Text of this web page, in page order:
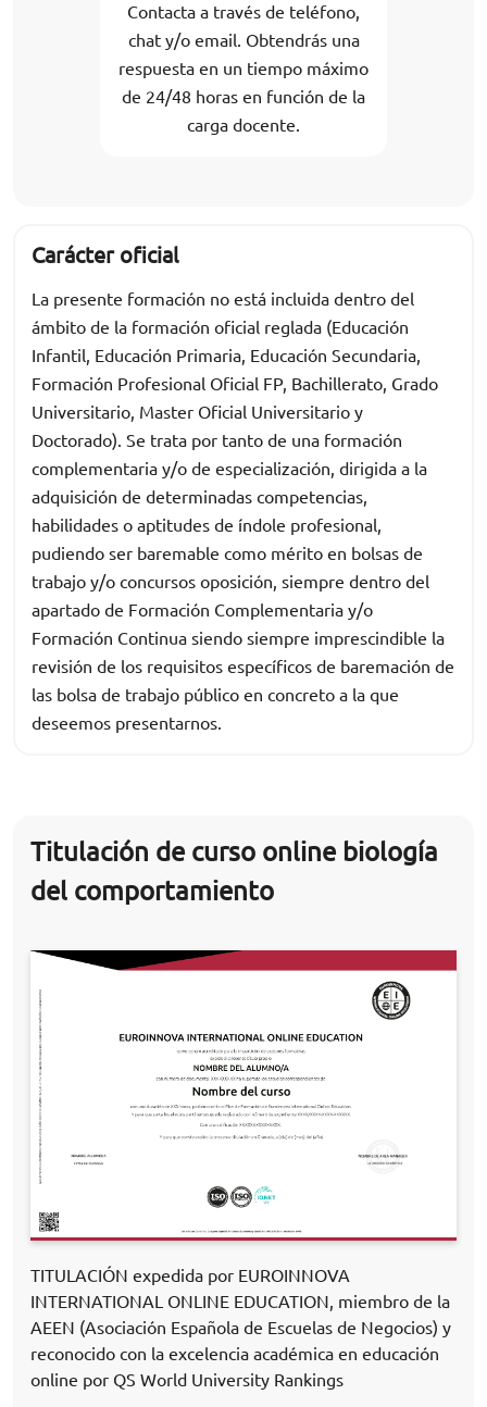
Contacta a través de teléfono,
chat y/o email. Obtendrás una
respuesta en un tiempo máximo
de 24/48 horas en función de la
carga docente.
Carácter oficial
La presente formación no está incluida dentro del
ámbito de la formación oficial reglada (Educación
Infantil, Educación Primaria, Educación Secundaria,
Formación Profesional Oficial FP, Bachillerato, Grado
Universitario, Master Oficial Universitario y
Doctorado). Se trata por tanto de una formación
complementaria y/o de especialización, dirigida a la
adquisición de determinadas competencias,
habilidades o aptitudes de índole profesional,
pudiendo ser baremable como mérito en bolsas de
trabajo y/o concursos oposición, siempre dentro del
apartado de Formación Complementaria y/o
Formación Continua siendo siempre imprescindible la
revisión de los requisitos específicos de baremación de
las bolsa de trabajo público en concreto a la que
deseemos presentarnos.
Titulación de curso online biología
del comportamiento
TITULACIÓN expedida por EUROINNOVA
INTERNATIONAL ONLINE EDUCATION, miembro de la
AEEN (Asociación Española de Escuelas de Negocios) y
reconocido con la excelencia académica en educación
online por QS World University Rankings